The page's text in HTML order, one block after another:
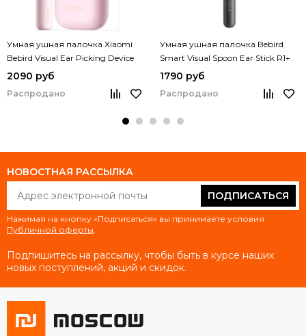
Умная ушная палочка Xiaomi
Bebird Visual Ear Picking Device
Bebird 3 Plus
2090 руб
Распродано
Умная ушная палочка Bebird
Smart Visual Spoon Ear Stick R1+
1790 руб
Распродано
НОВОСТНАЯ РАССЫЛКА
ПОДПИСАТЬСЯ
Нажимая на кнопку «Подписаться» вы принимаете условия
Публичной оферты.
Подпишитесь на рассылку, чтобы быть в курсе наших
новых поступлений, акций и скидок.